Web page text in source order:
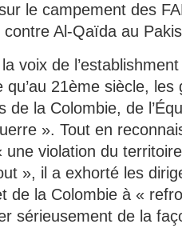
le campement des
Al-Qaïda au
la voix de
21ème siècle, les
de la Colombie, de
». Tout en
violation du
», il a exhorté les
de la Colombie à «
sérieusement de la